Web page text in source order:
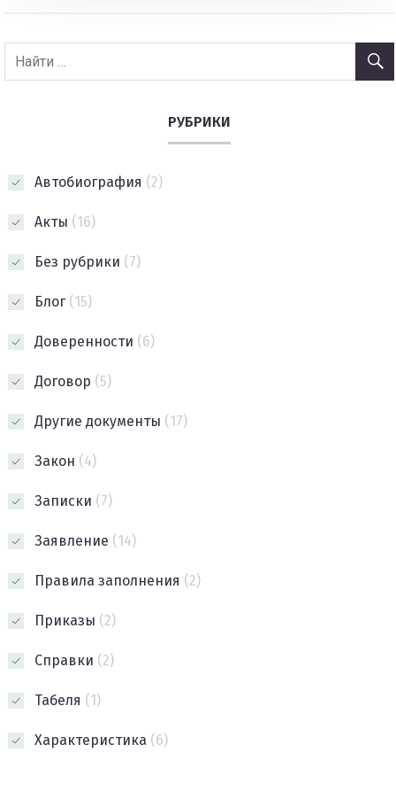
РУБРИКИ
Автобиография (2)
Акты (16)
Без рубрики (7)
Блог(15)
Доверенности (6)
Договор (5)
Другие документы (17)
Закон (4)
Записки (7)
Заявление (14)
Правила заполнения (2)
Приказы (2)
Справки (2)
Табеля (1)
Характеристика (6)